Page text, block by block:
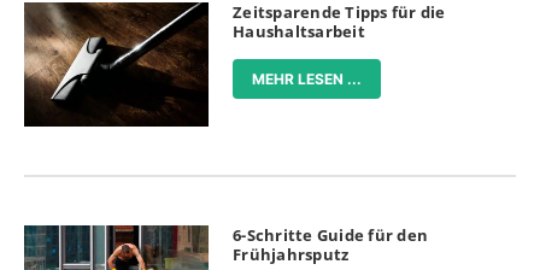
Zeitsparende Tipps für die
Haushaltsarbeit
MEHR LESEN ...
6-Schritte Guide für den
Frühjahrsputz